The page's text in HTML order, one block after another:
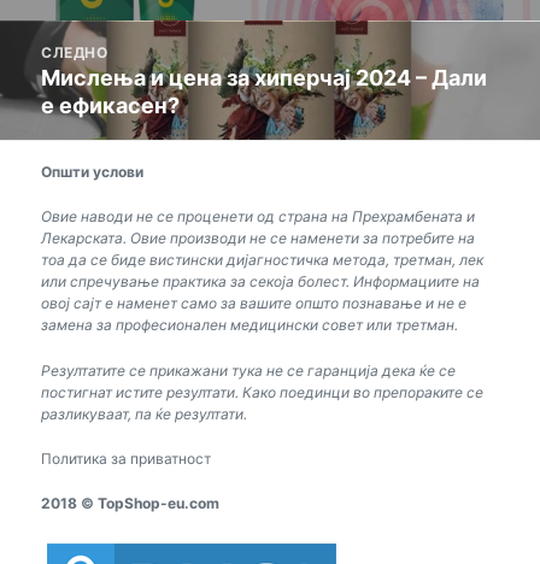
СЛЕДНО
Нареден
пост:
Мислења и цена за хиперчај 2024 – Дали
е ефикасен?
Општи услови
Овие наводи не се проценети од страна на Прехрамбената и
Лекарската. Овие производи не се наменети за потребите на
тоа да се биде вистински дијагностичка метода, третман, лек
или спречување практика за секоја болест. Информациите на
овој сајт е наменет само за вашите општо познавање и не е
замена за професионален медицински совет или третман.
Резултатите се прикажани тука не се гаранција дека ќе се
постигнат истите резултати. Како поединци во препораките се
разликуваат, па ќе резултати.
Политика за приватност
2018 © TopShop-eu.com